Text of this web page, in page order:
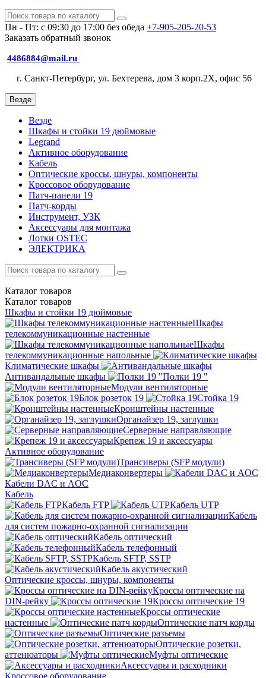
Пн - Пт: с 09:30 до 17:00 без обеда +7-905-205-20-53
Заказать обратный звонок
4486884@mail.ru
г. Санкт-Петербург, ул. Бехтерева, дом 3 корп.2X, офис 56
Везде
Везде
Шкафы и стойки 19 дюймовые
Legrand
Активное оборудование
Кабель
Оптические кроссы, шнуры, компоненты
Кроссовое оборудование
Патч-панели 19
Патч-корды
Инструмент, УЗК
Аксессуары для монтажа
Лотки OSTEC
ЭЛЕКТРИКА
Каталог товаров
Каталог товаров
Шкафы и стойки 19 дюймовые
Шкафы
телекоммуникационные настенные
Шкафы
телекоммуникационные напольные
Климатические шкафы
Антивандальные шкафы
Полки 19 "
Модули вентиляторные
Блок розеток 19
Стойка 19
Кронштейны настенные
Органайзер 19, заглушки
Серверные направляющие
Крепеж 19 и аксессуары
Активное оборудование
Трансиверы (SFP модули)
Медиаконвертеры
Кабели DAC и AOC
Кабель
Кабель FTP
Кабель UTP
Кабель
для систем пожарно-охранной сигнализации
Кабель оптический
Кабель телефонный
Кабель SFTP, SSTP
Кабель акустический
Оптические кроссы, шнуры, компоненты
Кроссы оптические на
DIN-рейку
Кроссы оптические 19
Кроссы оптические
настенные
Оптические патч корды
Оптические разъемы
Оптические розетки,
аттенюаторы
Муфты оптические
Аксессуары и расходники
Кроссовое оборудование